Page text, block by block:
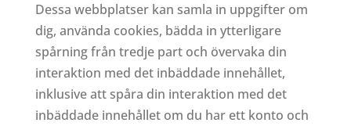
Dessa webbplatser kan samla in uppgifter om
dig, använda cookies, bädda in ytterligare
spårning från tredje part och övervaka din
interaktion med det inbäddade innehållet,
inklusive att spåra din interaktion med det
inbäddade innehållet om du har ett konto och